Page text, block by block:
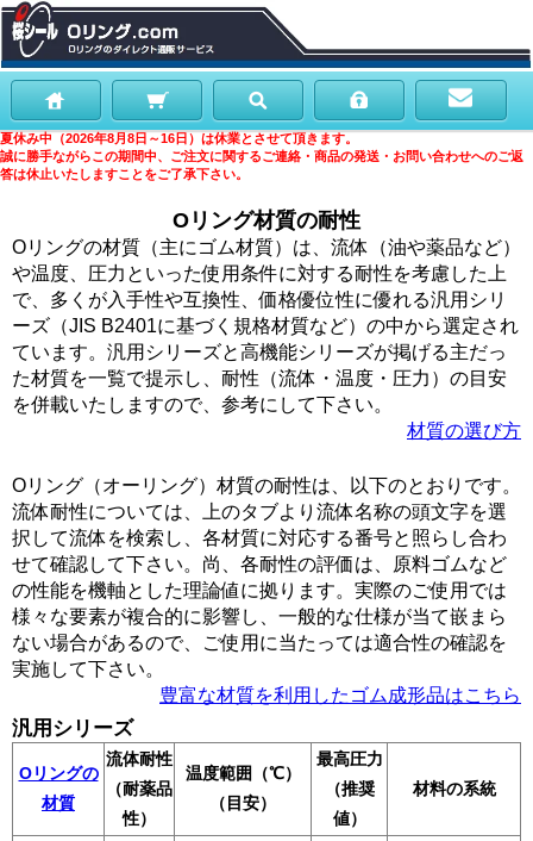
夏休み中（2026年8月8日～16日）は休業とさせて頂きます。
誠に勝手ながらこの期間中、ご注文に関するご連絡・商品の発送・お問い合わせへのご返
答は休止いたしますことをご了承下さい。
Oリング材質の耐性
Oリングの材質（主にゴム材質）は、流体（油や薬品など）
や温度、圧力といった使用条件に対する耐性を考慮した上
で、多くが入手性や互換性、価格優位性に優れる汎用シリ
ーズ（JIS B2401に基づく規格材質など）の中から選定され
ています。汎用シリーズと高機能シリーズが掲げる主だっ
た材質を一覧で提示し、耐性（流体・温度・圧力）の目安
を併載いたしますので、参考にして下さい。
材質の選び方
Oリング（オーリング）材質の耐性は、以下のとおりです。
流体耐性については、上のタブより流体名称の頭文字を選
択して流体を検索し、各材質に対応する番号と照らし合わ
せて確認して下さい。尚、各耐性の評価は、原料ゴムなど
の性能を機軸とした理論値に拠ります。実際のご使用では
様々な要素が複合的に影響し、一般的な仕様が当て嵌まら
ない場合があるので、ご使用に当たっては適合性の確認を
実施して下さい。
豊富な材質を利用したゴム成形品はこちら
汎用シリーズ
Oリングの
材質
流体耐性
（耐薬品
性）
温度範囲（℃）
（目安）
最高圧力
（推奨
値）
材料の系統